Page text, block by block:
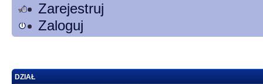
Zarejestruj
Zaloguj
DZIAŁ